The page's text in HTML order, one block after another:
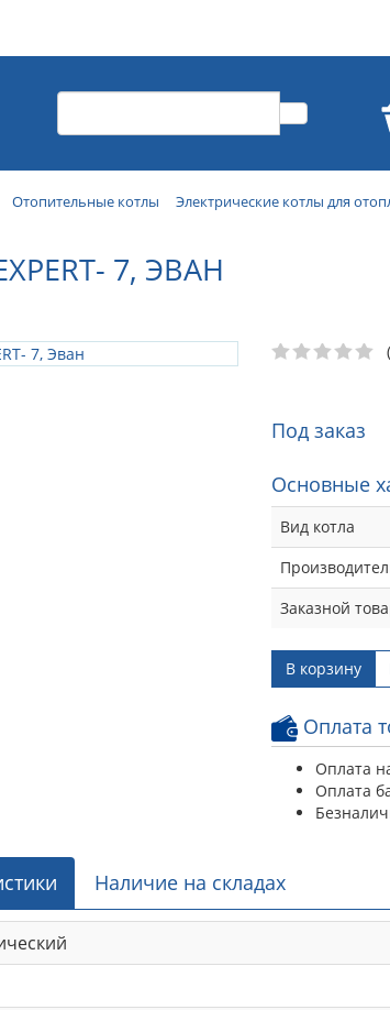
Отопительные котлы Электрические котлы для
7, ЭВАН
Под заказ
Основные
Вид котла
Заказной
В корзину
Оплата
Оплата
Оплата
Наличие на складах